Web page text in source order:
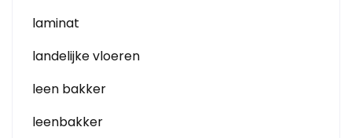
laminat
landelijke vloeren
leen bakker
leenbakker